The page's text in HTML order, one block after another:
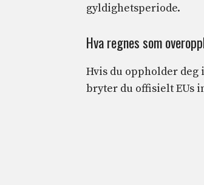
gyldighetsperiode.
Hva regnes som
Hvis du oppholder
bryter du offisielt EUs